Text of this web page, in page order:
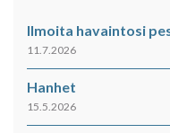
Ilmoita havaintosi
11.7.2026
Hanhet
15.5.2026